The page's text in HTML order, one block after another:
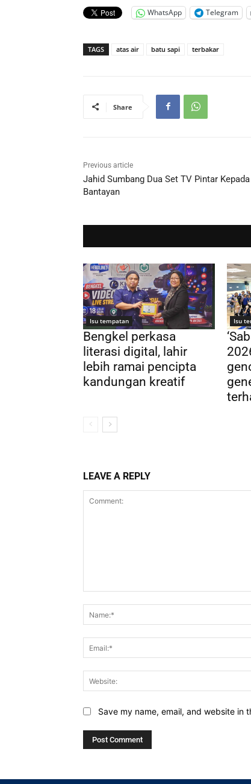
WhatsApp Telegram
TAGS atas air batu sapi terbakar
Share
Previous article
Jahid Sumbang Dua Set TV Pintar Kepada
Bantayan
Isu tempatan
Bengkel perkasa
literasi digital, lahir
lebih ramai pencipta
kandungan kreatif
Isu
LEAVE A REPLY
Save my name, email, and website in